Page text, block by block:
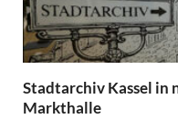
Stadtarchiv Kassel in
Markthalle